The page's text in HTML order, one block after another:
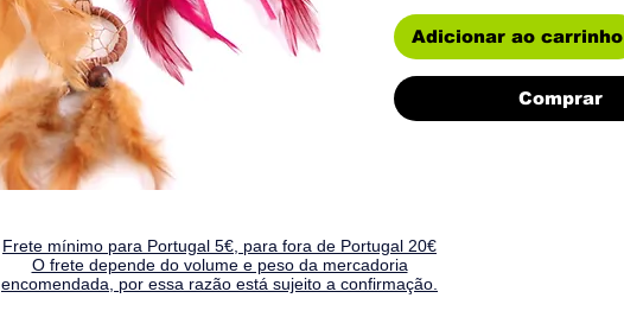
Adicionar ao carrinho
Comprar
Frete mínimo para Portugal 5€, para fora de Portugal 20€
O frete depende do volume e peso da mercadoria
encomendada, por essa razão está sujeito a confirmação.